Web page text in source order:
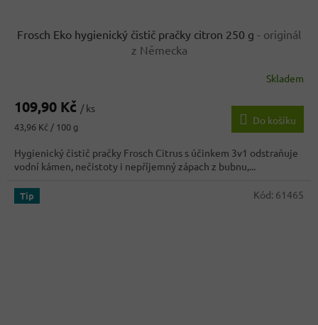
Frosch Eko hygienický čistič pračky citron 250 g - originál
z Německa
produktu
3,5
z
5
hvězdiček.
Skladem
109,90 Kč / ks
Měrná
43,96 Kč / 100 g
Do košíku
Hygienický čistič pračky Frosch Citrus s účinkem 3v1 odstraňuje
vodní kámen, nečistoty i nepříjemný zápach z bubnu,...
Tip Kód: 61465